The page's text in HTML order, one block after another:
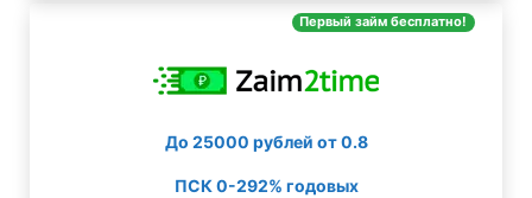
Первый займ бесплатно!
До 25000 рублей от 0.8
ПСК 0-292% годовых